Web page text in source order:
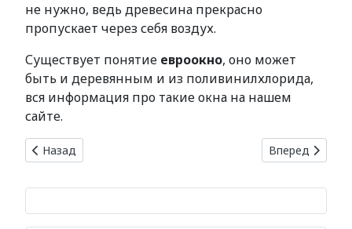
не нужно, ведь древесина прекрасно
пропускает через себя воздух.
Существует понятие евроокно, оно может
быть и деревянным и из поливинилхлорида,
вся информация про такие окна на нашем
сайте.
Предыдущий: Отделка фасада декоративным
Назад Следующий:
Вперед